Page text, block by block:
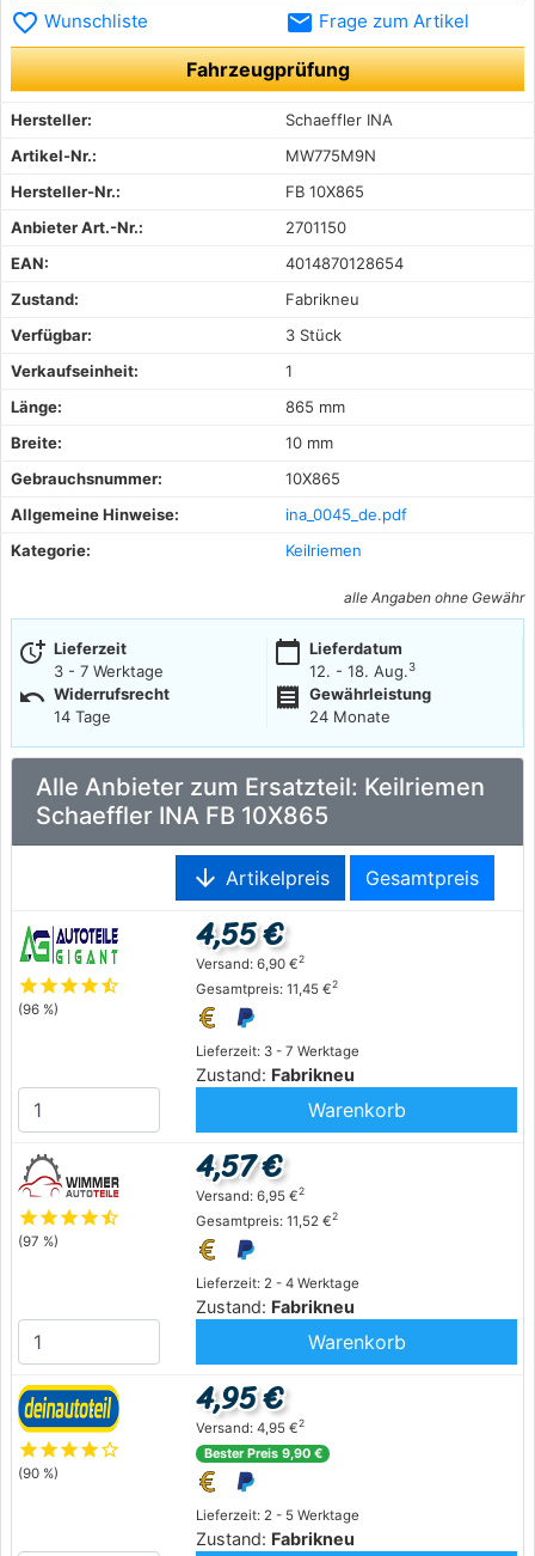
favorite_border Wunschliste email Frage zum Artikel
Fahrzeugprüfung
Hersteller:
Schaeffler INA
Artikel-Nr.:
MW775M9N
Hersteller-Nr.:
FB 10X865
Anbieter Art.-Nr.:
2701150
EAN:
4014870128654
Zustand:
Fabrikneu
Verfügbar:
3 Stück
Verkaufseinheit:
1
Länge:
865 mm
Breite:
10 mm
Gebrauchsnummer:
10X865
Allgemeine Hinweise:
ina_0045_de.pdf
Kategorie:
Keilriemen
alle Angaben ohne Gewähr
more_time Lieferzeit
3 - 7 Werktage
calendar_today Lieferdatum
12. - 18. Aug.3
undo Widerrufsrecht
14 Tage
receipt
Gewährleistung
24 Monate
Alle Anbieter zum Ersatzteil: Keilriemen
Schaeffler INA FB 10X865
arrow_downward Artikelpreis Gesamtpreis
starstarstarstarstar_half
(96 %)
Lieferzeit: 3 - 7 Werktage
Zustand: Fabrikneu
4,55 €
Versand: 6,90 €2
Gesamtpreis: 11,45 €2
Warenkorb
starstarstarstarstar_half
(97 %)
Lieferzeit: 2 - 4 Werktage
Zustand: Fabrikneu
4,57 €
Versand: 6,95 €2
Gesamtpreis: 11,52 €2
Warenkorb
starstarstarstarstar_outline
(90 %)
Lieferzeit: 2 - 5 Werktage
Zustand: Fabrikneu
4,95 €
Versand: 4,95 €2
Bester Preis 9,90 €